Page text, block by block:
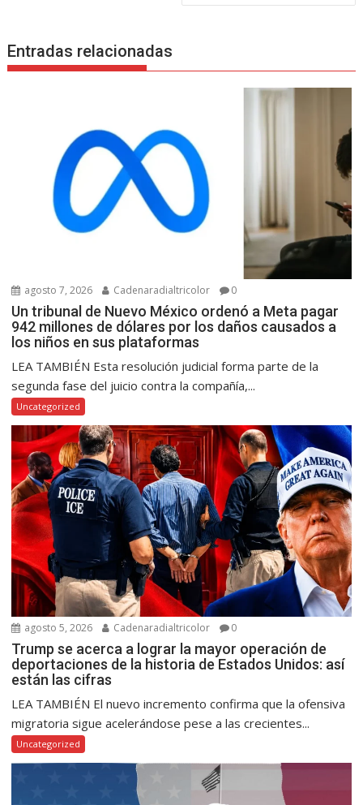
Entradas relacionadas
agosto 7, 2026 Cadenaradialtricolor 0
Un tribunal de Nuevo México ordenó a Meta pagar
942 millones de dólares por los daños causados a
los niños en sus plataformas
LEA TAMBIÉN Esta resolución judicial forma parte de la
segunda fase del juicio contra la compañía,...
Uncategorized
agosto 5, 2026 Cadenaradialtricolor 0
Trump se acerca a lograr la mayor operación de
deportaciones de la historia de Estados Unidos: así
están las cifras
LEA TAMBIÉN El nuevo incremento confirma que la ofensiva
migratoria sigue acelerándose pese a las crecientes...
Uncategorized